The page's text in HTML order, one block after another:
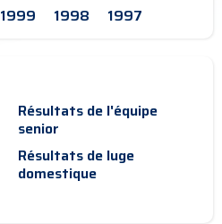
1999 1998 1997
Résultats de l'équipe
senior
Résultats de luge
domestique